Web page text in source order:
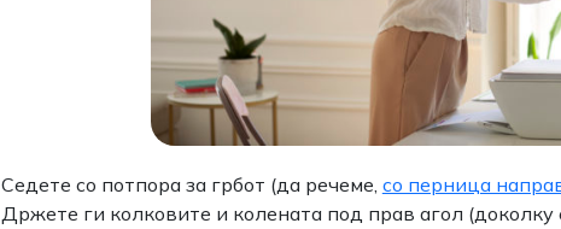
Седете со потпора за грбот (да речеме, со перница
Држете ги колковите и колената под прав агол (доколку